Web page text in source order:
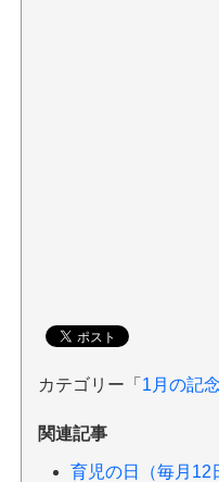
カテゴリー「 1月の記
関連記事
育児の日（毎月12